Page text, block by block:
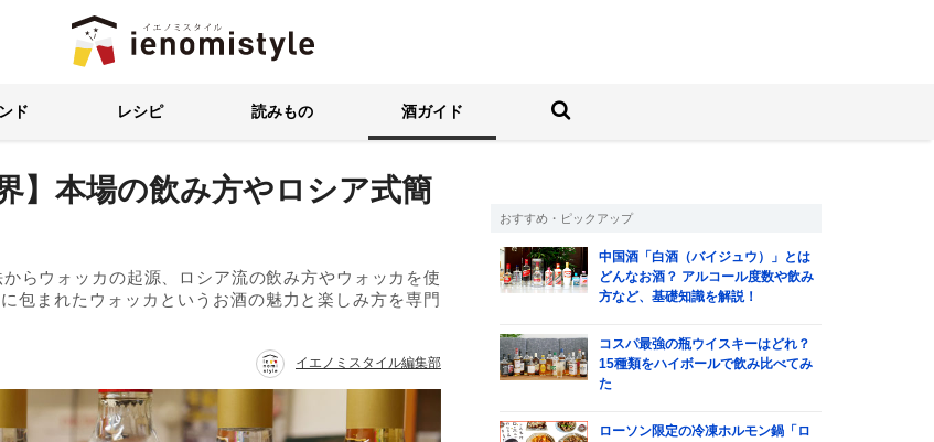
イエノミスタイル 家飲みを楽しむ人の情報サイト
ド レシピ 読みもの 酒ガイド 検索する
】本場の飲み方やロシア式簡
らウォッカの起源、ロシア流の飲み方やウォッカを使
包まれたウォッカというお酒の魅力と楽しみ方を専門
イエノミスタイル編集部
おすすめ・ピックアップ
中国酒「白酒（バイジュウ）」とは
どんなお酒？ アルコール度数や飲み
方など、基礎知識を解説！
コスパ最強の瓶ウイスキーはどれ？
15種類をハイボールで飲み比べてみ
た
ローソン限定の冷凍ホルモン鍋「ロ